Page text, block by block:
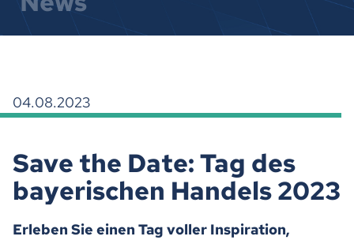
04.08.2023
Save the Date: Tag des
bayerischen Handels 2023
Erleben Sie einen Tag voller Inspiration,